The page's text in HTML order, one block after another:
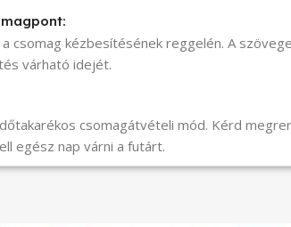
csomag kézbesítésének reggelén. A
várható idejét.
csomagátvételi mód. Kérd
egész nap várni a futárt.